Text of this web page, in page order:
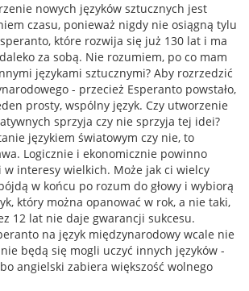
nowych języków sztucznych jest
czasu, ponieważ nigdy nie osiągną tylu
które rozwija się już 130 lat i ma
za sobą. Nie rozumiem, po co mam
językami sztucznymi? Aby rozrzedzić
- przecież Esperanto powstało,
prosty, wspólny język. Czy utworzenie
sprzyja czy nie sprzyja tej idei?
językiem światowym czy nie, to
Logicznie i ekonomicznie powinno
w interesy wielkich. Może jak ci wielcy
w końcu po rozum do głowy i wybiorą
który można opanować w rok, a nie taki,
12 lat nie daje gwarancji sukcesu.
na język międzynarodowy wcale nie
będą się mogli uczyć innych języków -
angielski zabiera większość wolnego